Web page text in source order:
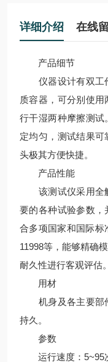
详细介绍 在线
产品细节
仪器设计有双工
质容器，可分别使
行干湿两种摩擦测试
定均匀，测试结果
头极其方便快捷。
产品性能
该测试仪采用全
要的各种试验参数
合多项国家和国际标
11998等，能够精确
耐久性进行客观评估。
用材
机身及各主要部
持久。
参数
运行速度：5~95次